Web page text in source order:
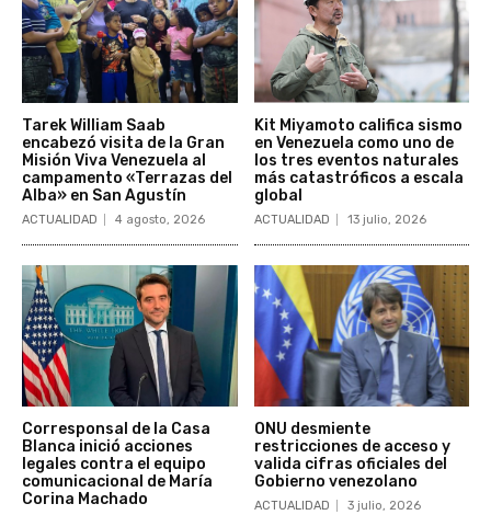
Tarek William Saab
encabezó visita de la Gran
Misión Viva Venezuela al
campamento «Terrazas del
Alba» en San Agustín
ACTUALIDAD 4 agosto, 2026
Kit Miyamoto califica sismo
en Venezuela como uno de
los tres eventos naturales
más catastróficos a escala
global
ACTUALIDAD 13 julio, 2026
Corresponsal de la Casa
Blanca inició acciones
legales contra el equipo
comunicacional de María
Corina Machado
ONU desmiente
restricciones de acceso y
valida cifras oficiales del
Gobierno venezolano
ACTUALIDAD 3 julio, 2026